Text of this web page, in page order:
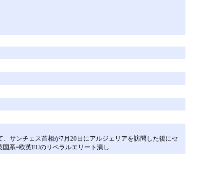
サンチェス首相が7月20日にアルジェリアを訪問した後にセ
系=欧英EUのリベラルエリート潰し